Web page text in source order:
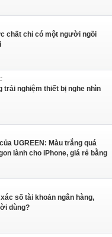
chất chỉ có một người ngồi
trải nghiệm thiết bị nghe nhìn
UGREEN: Màu trắng quá
lành cho iPhone, giá rẻ bằng
số tài khoản ngân hàng,
dùng?